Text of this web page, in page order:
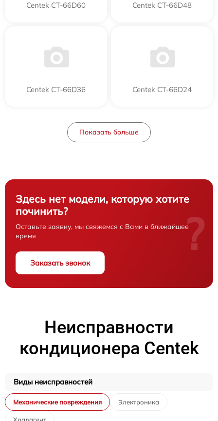
Centek CT-66D60 Centek CT-66D48
Centek CT-66D36 Centek CT-66D24
Показать больше
Здесь нет модели, которую хотите
починить?
Оставьте заявку, мы свяжемся с Вами в ближайшее
время
Заказать звонок
?
Неисправности
кондиционера Centek
Виды неисправностей
Механические повреждения Электроника